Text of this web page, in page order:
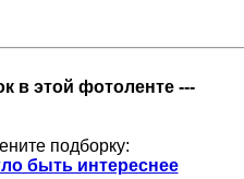
в этой фотоленте ---
подборку:
быть интереснее